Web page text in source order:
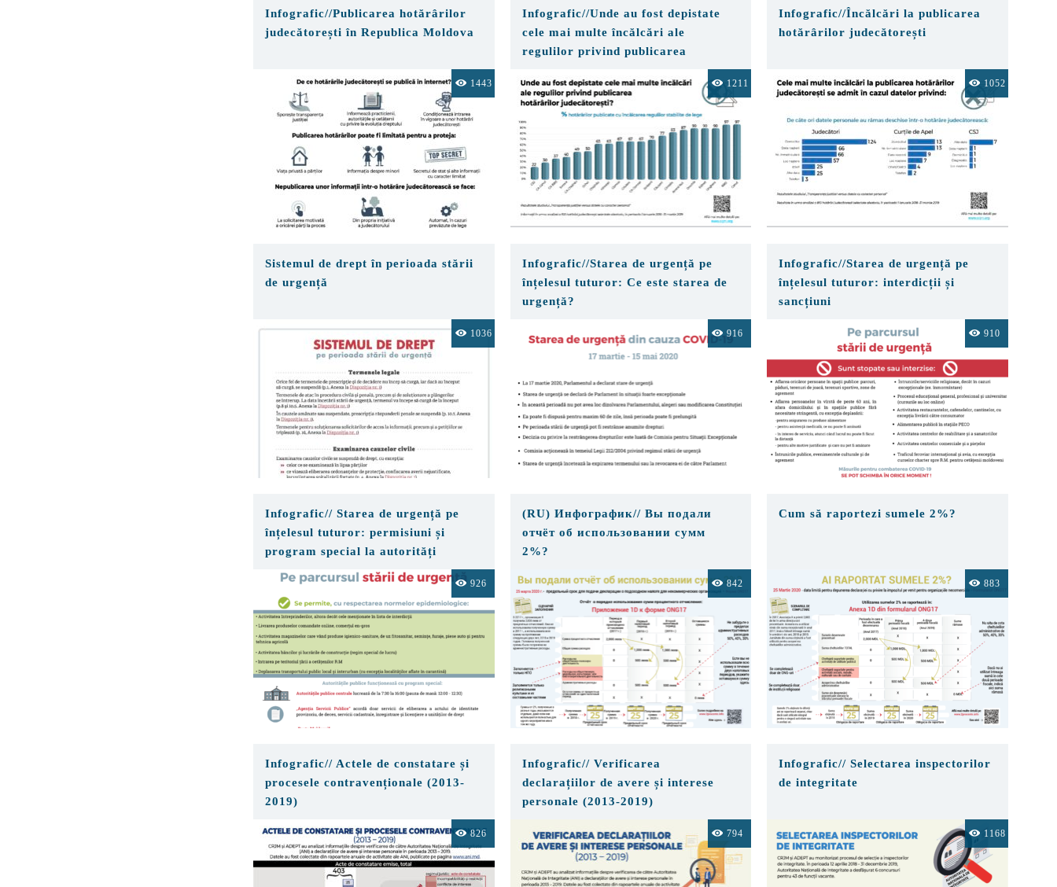
Infografic//Publicarea hotărârilor
judecătorești în Republica Moldova
1443
Infografic//Unde au fost depistate
cele mai multe încălcări ale
regulilor privind publicarea
1211
Infografic//Încălcări la publicarea
hotărârilor judecătorești
1052
Sistemul de drept în perioada stării
de urgență
1036
Infografic//Starea de urgență pe
înțelesul tuturor: Ce este starea de
urgență?
916
Infografic//Starea de urgență pe
înțelesul tuturor: interdicții și
sancțiuni
910
Infografic// Starea de urgență pe
înțelesul tuturor: permisiuni și
program special la autorități
publice
926
(RU) Инфографик// Вы подали
отчёт об использовании сумм
2%?
842
Cum să raportezi sumele 2%?
883
Infografic// Actele de constatare și
procesele contravenționale (2013-
2019)
826
Infografic// Verificarea
declarațiilor de avere și interese
personale (2013-2019)
794
Infografic// Selectarea inspectorilor
de integritate
1168